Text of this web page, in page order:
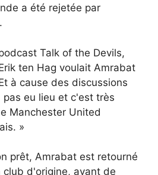
a été rejetée par
Talk of the Devils,
ten Hag voulait Amrabat
à cause des discussions
eu lieu et c'est très
Manchester United
»
prêt, Amrabat est retourné
club d'origine, avant de